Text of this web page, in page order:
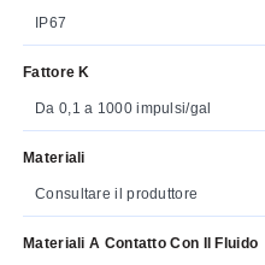
IP67
Fattore K
Da 0,1 a 1000 impulsi/gal
Materiali
Consultare il produttore
Materiali A Contatto Con Il Fluido